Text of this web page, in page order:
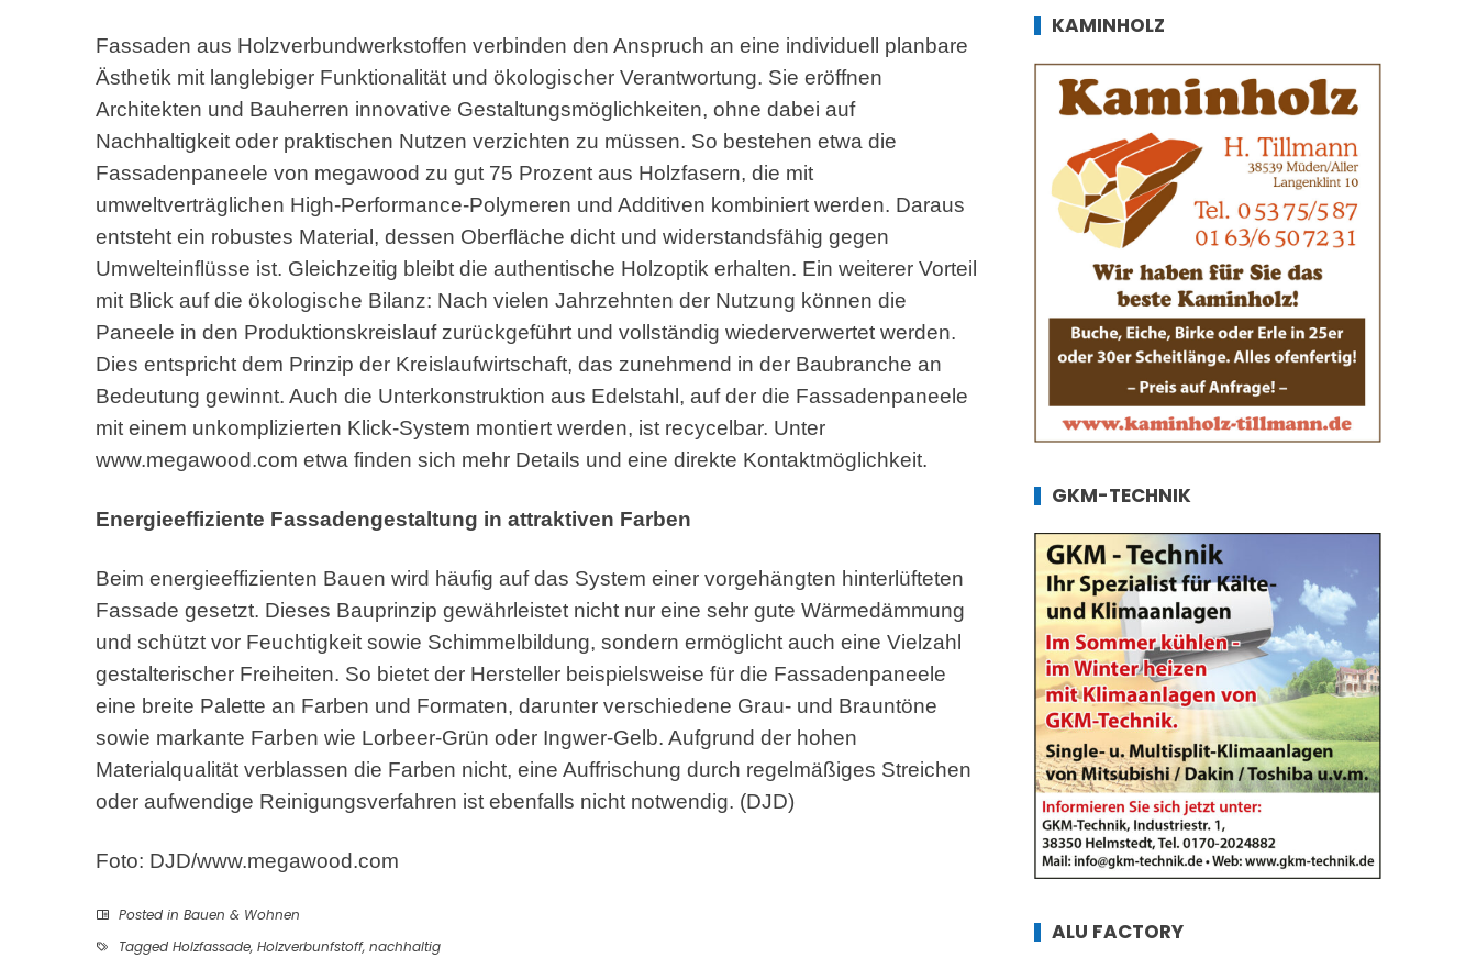
Fassaden aus Holzverbundwerkstoffen verbinden den Anspruch an eine individuell planbare
Ästhetik mit langlebiger Funktionalität und ökologischer Verantwortung. Sie eröffnen
Architekten und Bauherren innovative Gestaltungsmöglichkeiten, ohne dabei auf
Nachhaltigkeit oder praktischen Nutzen verzichten zu müssen. So bestehen etwa die
Fassadenpaneele von megawood zu gut 75 Prozent aus Holzfasern, die mit
umweltverträglichen High-Performance-Polymeren und Additiven kombiniert werden. Daraus
entsteht ein robustes Material, dessen Oberfläche dicht und widerstandsfähig gegen
Umwelteinflüsse ist. Gleichzeitig bleibt die authentische Holzoptik erhalten. Ein weiterer Vorteil
mit Blick auf die ökologische Bilanz: Nach vielen Jahrzehnten der Nutzung können die
Paneele in den Produktionskreislauf zurückgeführt und vollständig wiederverwertet werden.
Dies entspricht dem Prinzip der Kreislaufwirtschaft, das zunehmend in der Baubranche an
Bedeutung gewinnt. Auch die Unterkonstruktion aus Edelstahl, auf der die Fassadenpaneele
mit einem unkomplizierten Klick-System montiert werden, ist recycelbar. Unter
www.megawood.com etwa finden sich mehr Details und eine direkte Kontaktmöglichkeit.
Energieeffiziente Fassadengestaltung in attraktiven Farben
Beim energieeffizienten Bauen wird häufig auf das System einer vorgehängten hinterlüfteten
Fassade gesetzt. Dieses Bauprinzip gewährleistet nicht nur eine sehr gute Wärmedämmung
und schützt vor Feuchtigkeit sowie Schimmelbildung, sondern ermöglicht auch eine Vielzahl
gestalterischer Freiheiten. So bietet der Hersteller beispielsweise für die Fassadenpaneele
eine breite Palette an Farben und Formaten, darunter verschiedene Grau- und Brauntöne
sowie markante Farben wie Lorbeer-Grün oder Ingwer-Gelb. Aufgrund der hohen
Materialqualität verblassen die Farben nicht, eine Auffrischung durch regelmäßiges Streichen
oder aufwendige Reinigungsverfahren ist ebenfalls nicht notwendig. (DJD)
Foto: DJD/www.megawood.com
Posted in Bauen & Wohnen
Tagged Holzfassade, Holzverbunfstoff, nachhaltig
KAMINHOLZ
GKM-TECHNIK
ALU FACTORY